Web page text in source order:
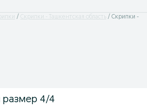
Скрипки - Ташкентская область
Скрипки -
размер 4/4